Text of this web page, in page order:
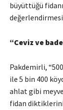
büyüttüğü
“Ceviz ve
Pakdemirli,
ile 5 bin 400
ahlat gibi
fidan